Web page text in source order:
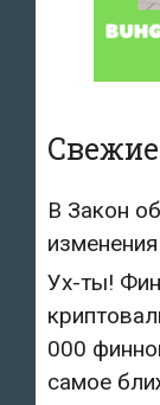
В Закон
изменения
Ух-ты!
000
самое